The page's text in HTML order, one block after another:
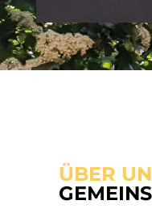
ÜBER